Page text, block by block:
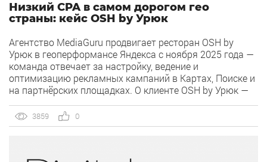
Низкий CPA в самом дорогом гео
страны: кейс OSH by Урюк
Агентство MediaGuru продвигает ресторан OSH by
Урюк в геоперформансе Яндекса с ноября 2025 года —
команда отвечает за настройку, ведение и
оптимизацию рекламных кампаний в Картах, Поиске и
на партнёрских площадках. О клиенте OSH by Урюк —
объединивший концепцию дубайского OSH с сетью
«Урюк». Концепт строится […]
3859 0